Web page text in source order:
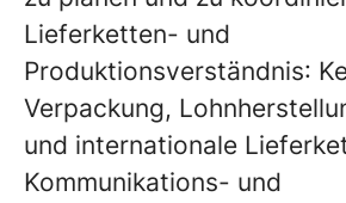
Lieferketten- und
Produktionsverständnis:
Verpackung,
und internationale
Kommunikations- und